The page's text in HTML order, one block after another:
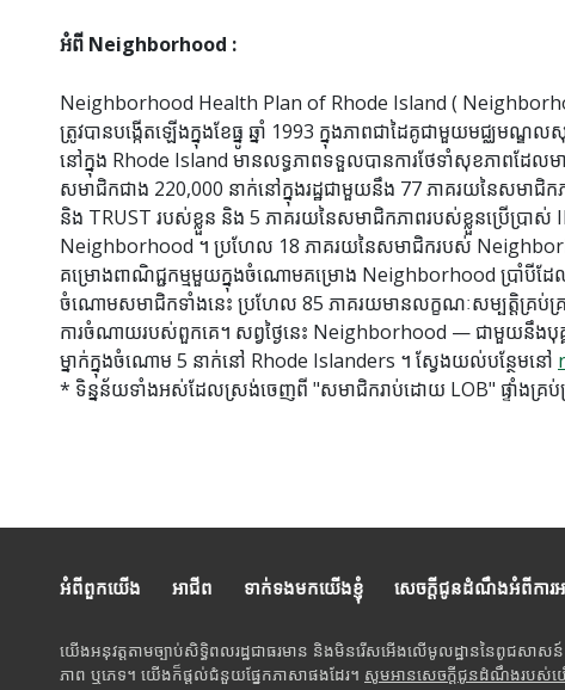
អំពី Neighborhood :
Neighborhood Health Plan of Rhode Island (
ត្រូវបានបង្កើតឡើងក្នុងខែធ្នូ ឆ្នាំ 1993 ក្នុងភាពជាដៃគូជាមួយមជ្ឈមណ្
នៅក្នុង Rhode Island មានលទ្ធភាពទទួលបានការថែទាំសុខភាពដែ
សមាជិកជាង 220,000 នាក់នៅក្នុងរដ្ឋជាមួយនឹង 77 ភាគរយនៃសមាជិ
និង TRUST របស់ខ្លួន និង 5 ភាគរយនៃសមាជិកភាពរបស់ខ្លួនប្រើប្រ
Neighborhood ។ ប្រហែល 18 ភាគរយនៃសមាជិករបស់
គម្រោងពាណិជ្ជកម្មមួយក្នុងចំណោមគម្រោង Neighborhood ប្រាំបីដែល
ចំណោមសមាជិកទាំងនេះ ប្រហែល 85 ភាគរយមានលក្ខណៈសម្បត្តិគ្រប់គ្រ
ការចំណាយរបស់ពួកគេ។ សព្វថ្ងៃនេះ Neighborhood — ជាមួយនឹង
ម្នាក់ក្នុងចំណោម 5 នាក់នៅ Rhode Islanders ។ ស្វែងយល់បន្ថែមនៅ
* ទិន្នន័យទាំងអស់ដែលស្រង់ចេញពី "សមាជិករាប់ដោយ LOB" ផ្ទាំងគ្រប់គ្រ
អំពីពួកយើង អាជីព ទាក់ទងមកយើងខ្ញុំ សេចក្តីជូនដំណឹងអំពីការអ
យើងអនុវត្តតាមច្បាប់សិទ្ធិពលរដ្ឋជាធរមាន និងមិនរើសអើងលើមូលដ្ឋាននៃពូជសា
ភាព ឬភេទ។ យើងក៏ផ្តល់ជំនួយផ្នែកភាសាផងដែរ។ សូមអានសេចក្តីជូនដំណឹងរបស់យ